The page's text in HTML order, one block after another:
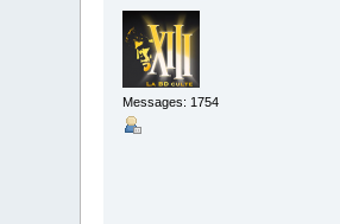
Messages: 1754